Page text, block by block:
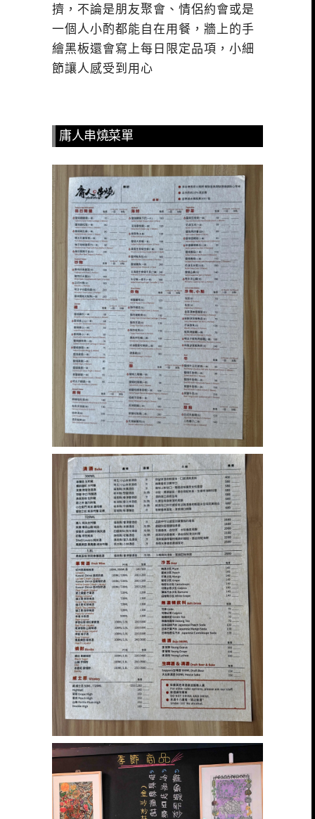
擠，不論是朋友聚會、情侶約會或是
一個人小酌都能自在用餐，牆上的手
繪黑板還會寫上每日限定品項，小細
節讓人感受到用心
庸人串燒菜單